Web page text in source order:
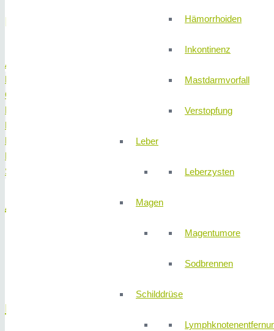
Hämorrhoiden
Inkontinenz
Mastdarmvorfall
Verstopfung
Leber
Leberzysten
Magen
Magentumore
Sodbrennen
Schilddrüse
Behandlungsspektrum
Allgemeine Chirurgie
Darm
Galle
Hernien
Koloproktologie
Leber
Magen
Schilddrüse
Allgemeine Chirurgie
Darm